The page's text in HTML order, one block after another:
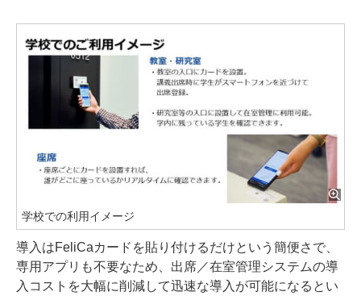
学校での利用イメージ
導入はFeliCaカードを貼り付けるだけという簡便さで、
専用アプリも不要なため、出席／在室管理システムの導
入コストを大幅に削減して迅速な導入が可能になるとい